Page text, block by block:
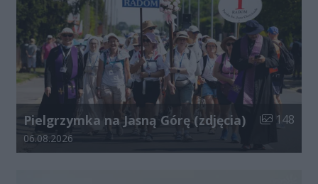
Pielgrzymka na Jasną Górę (zdjęcia) Liczba
148
Data dodania galerii:
06.08.2026